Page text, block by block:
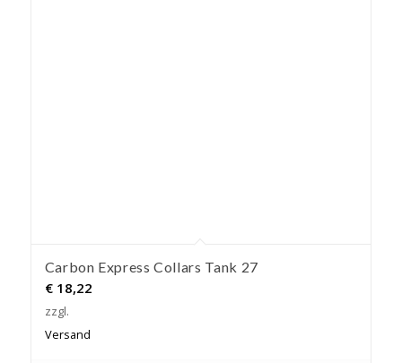
Carbon Express Collars Tank 27
€18,22
zzgl.
Versand